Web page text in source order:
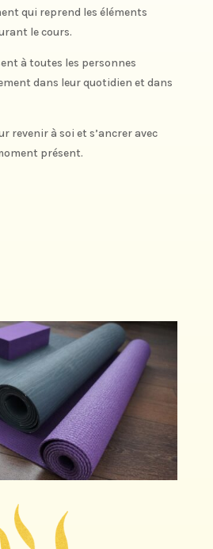
qui reprend les éléments
le cours.
à toutes les personnes
dans leur quotidien et dans
revenir à soi et s’ancrer avec
présent.